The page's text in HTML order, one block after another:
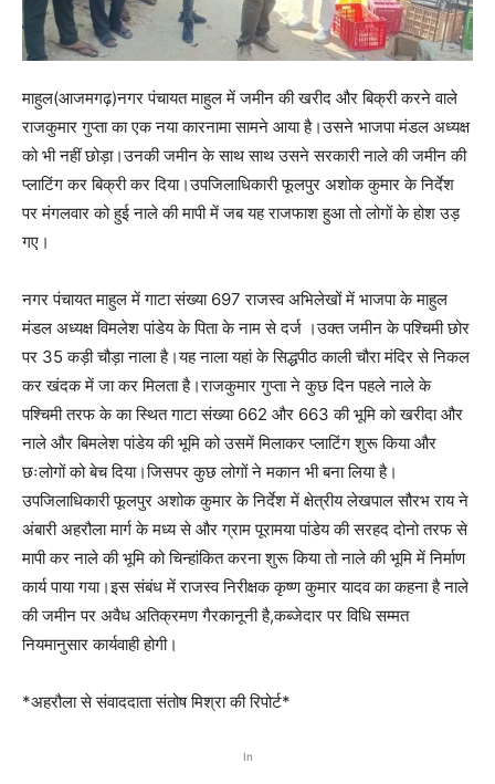
माहुल(आजमगढ़)नगर पंचायत माहुल में जमीन की खरीद और बिक्री करने वाले
राजकुमार गुप्ता का एक नया कारनामा सामने आया है।उसने भाजपा मंडल अध्यक्ष
को भी नहीं छोड़ा।उनकी जमीन के साथ साथ उसने सरकारी नाले की जमीन की
प्लाटिंग कर बिक्री कर दिया।उपजिलाधिकारी फूलपुर अशोक कुमार के निर्देश
पर मंगलवार को हुई नाले की मापी में जब यह राजफाश हुआ तो लोगों के होश उड़
गए।
नगर पंचायत माहुल में गाटा संख्या 697 राजस्व अभिलेखों में भाजपा के माहुल
मंडल अध्यक्ष विमलेश पांडेय के पिता के नाम से दर्ज ।उक्त जमीन के पश्चिमी छोर
पर 35 कड़ी चौड़ा नाला है।यह नाला यहां के सिद्धपीठ काली चौरा मंदिर से निकल
कर खंदक में जा कर मिलता है।राजकुमार गुप्ता ने कुछ दिन पहले नाले के
पश्चिमी तरफ के का स्थित गाटा संख्या 662 और 663 की भूमि को खरीदा और
नाले और बिमलेश पांडेय की भूमि को उसमें मिलाकर प्लाटिंग शुरू किया और
छःलोगों को बेच दिया।जिसपर कुछ लोगों ने मकान भी बना लिया है।
उपजिलाधिकारी फूलपुर अशोक कुमार के निर्देश में क्षेत्रीय लेखपाल सौरभ राय ने
अंबारी अहरौला मार्ग के मध्य से और ग्राम पूरामया पांडेय की सरहद दोनो तरफ से
मापी कर नाले की भूमि को चिन्हांकित करना शुरू किया तो नाले की भूमि में निर्माण
कार्य पाया गया।इस संबंध में राजस्व निरीक्षक कृष्ण कुमार यादव का कहना है नाले
की जमीन पर अवैध अतिक्रमण गैरकानूनी है,कब्जेदार पर विधि सम्मत
नियमानुसार कार्यवाही होगी।
*अहरौला से संवाददाता संतोष मिश्रा की रिपोर्ट*
In